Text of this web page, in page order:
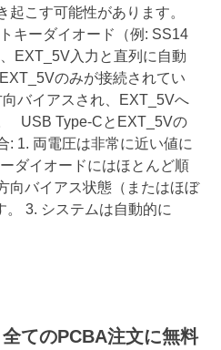
起こす可能性があります。
キーダイオード（例: SS14
EXT_5V入力と直列に自動
のみが接続されてい
バイアスされ、EXT_5Vへ
USB Type-CとEXT_5Vの
: 1. 両電圧は非常に近い値に
ダイオードにはほとんど順
向バイアス状態（またはほぼ
。 3. システムは自動的に
全てのPCBA注文に無料